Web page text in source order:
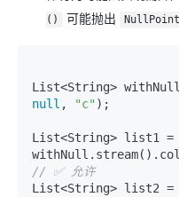
()
可能抛出
List<String>
null , "c" );
List<String> list1 =
// ✅ 允许
List<String> list2 =